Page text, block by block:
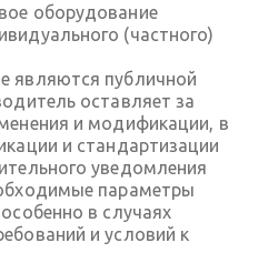
оборудование
(частного)
являются публичной
оставляет за
и модификации, в
и стандартизации
уведомления
параметры
в случаях
и условий к